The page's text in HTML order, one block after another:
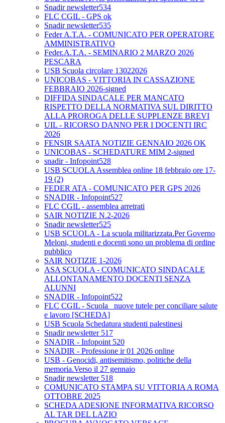
Snadir newsletter534
FLC CGIL - GPS ok
Snadir newsletter535
Feder A.T.A. - COMUNICATO PER OPERATORE
AMMINISTRATIVO
Feder.A.T.A. - SEMINARIO 2 MARZO 2026
PESCARA
USB Scuola circolare 13022026
UNICOBAS - VITTORIA IN CASSAZIONE
FEBBRAIO 2026-signed
DIFFIDA SINDACALE PER MANCATO
RISPETTO DELLA NORMATIVA SUL DIRITTO
ALLA PROROGA DELLE SUPPLENZE BREVI
UIL - RICORSO DANNO PER I DOCENTI IRC
2026
FENSIR SAATA NOTIZIE GENNAIO 2026 OK
UNICOBAS - SCHEDATURE MIM 2-signed
snadir - Infopoint528
USB SCUOLA Assemblea online 18 febbraio ore 17-
19 (2)
FEDER ATA - COMUNICATO PER GPS 2026
SNADIR - Infopoint527
FLC CGIL - assemblea arretrati
SAIR NOTIZIE N.2-2026
Snadir newsletter525
USB SCUOLA - La scuola militarizzata.Per Governo
Meloni, studenti e docenti sono un problema di ordine
pubblico
SAIR NOTIZIE 1-2026
ASA SCUOLA - COMUNICATO SINDACALE
ALLONTANAMENTO DOCENTI SENZA
ALUNNI
SNADIR - Infopoint522
FLC CGIL - Scuola_ nuove tutele per conciliare salute
e lavoro [SCHEDA]
USB Scuola Schedatura studenti palestinesi
Snadir newsletter 517
SNADIR - Infopoint 520
SNADIR - Professione ir 01 2026 online
USB - Genocidi, antisemitismo, politiche della
memoria.Verso il 27 gennaio
Snadir newsletter 518
COMUNICATO STAMPA SU VITTORIA A ROMA
OTTOBRE 2025
SCHEDA ADESIONE INFORMATIVA RICORSO
AL TAR DEL LAZIO